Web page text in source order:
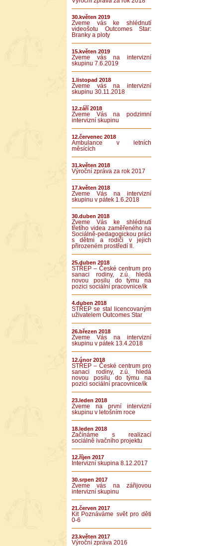
30.květen 2019
Zveme vás ke shlédnutí
videošotu Outcomes Star:
Branky a ploty
15.květen 2019
Zveme vás na intervizní
skupinu 7.6.2019
1.listopad 2018
Zveme vás na intervizní
skupinu 30.11.2018
12.září 2018
Zveme Vás na podzimní
intervizní skupinu
12.červenec 2018
Ambulance v letních
měsících
31.květen 2018
Výroční zpráva za rok 2017
17.květen 2018
Zveme Vás na intervizní
skupinu v pátek 1.6.2018
30.duben 2018
Zveme Vás ke shlédnutí
třetího videa zaměřeného na
Sociálně-pedagogickou práci
s dětmi a rodiči v jejich
přirozeném prostředí II.
25.duben 2018
STŘEP – České centrum pro
sanaci rodiny, z.ú. hledá
novou posilu do týmu na
pozici sociální pracovnice/ík
4.duben 2018
STŘEP se stal licencovaným
uživatelem Outcomes Star
26.březen 2018
Zveme Vás na intervizní
skupinu v pátek 13.4.2018
12.únor 2018
STŘEP – České centrum pro
sanaci rodiny, z.ú. hledá
novou posilu do týmu na
pozici sociální pracovnice/ík
23.leden 2018
Zveme na první intervizní
skupinu v letošním roce
18.leden 2018
Začínáme s realizací
sociálně ivačního projektu
12.říjen 2017
Intervizní skupina 8.12.2017
30.srpen 2017
Zveme vás na zářijovou
intervizní skupinu
21.červen 2017
Kit Poznáváme svět pro děti
0-6
23.květen 2017
Výroční zpráva 2016